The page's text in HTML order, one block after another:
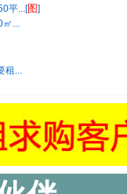
平...[图]
㎡...
租...